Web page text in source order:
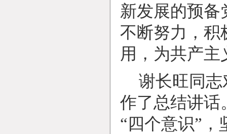
新发展的预备
不断努力，积
用，为共产
谢长旺同
作了总结讲话
“四个意识”，